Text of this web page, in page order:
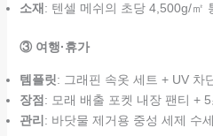
소재 : 텐셀 메쉬의 초당 4,500g/㎡
③ 여행·휴가
템플릿: 그래핀 속옷 세트 + UV 차
장점 : 모래 배출 포켓 내장 팬티 +
관리 : 바닷물 제거용 중성 세제 수